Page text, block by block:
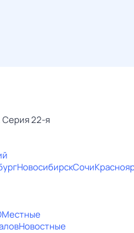
Серия 22-я
НовосибирскСочи
Местные
Новостные